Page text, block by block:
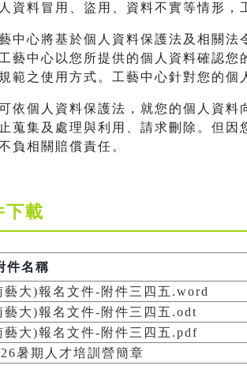
資料冒用、盜用、資料不實等情形，
中心將基於個人資料保護法及相關
藝中心以您所提供的個人資料確認
範之使用方式。工藝中心針對您的
依個人資料保護法，就您的個人資
蒐集及處理與利用、請求刪除。但
負相關賠償責任。
下載
件名稱
藝大)報名文件-附件三四五.word
藝大)報名文件-附件三四五.odt
藝大)報名文件-附件三四五.pdf
暑期人才培訓營簡章